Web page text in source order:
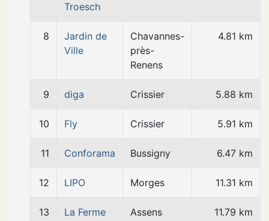
Troesch
8
Jardin de
Ville
Chavannes-
près-
Renens
4.81 km
9 diga Crissier 5.88 km
10 Fly Crissier 5.91 km
11 Conforama Bussigny 6.47 km
12 LIPO Morges 11.31 km
13
La Ferme
Assens 11.79 km